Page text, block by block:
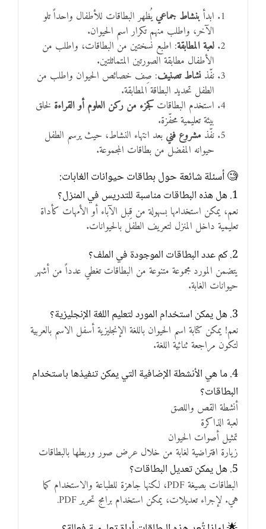
ابدأبنشاط جماعييُظهر البطاقات للأطفال واحداً تلو
الآخر، واطلب منهم تكرار اسم الحيوان.
لعبة المطابقة: اطبع نسختين من البطاقات، واطلب من
الأطفال مطابقة الصورتين المتماثلتين.
نفّذ نشاط تصنيف: صِف خصائص الحيوان واطلب من
الطفل تحديد البطاقة المطابقة.
استخدم البطاقات كجزء من ركن العلوم أو القراءة لخلق
بيئة تعليمية محفّزة.
نفّذ مشروع فني بعد انتهاء النشاط، حيث يرسم الطفل
حيوانه المفضل من بطاقات المجموعة.
🧐 أسئلة شائعة حول بطاقات حيوانات الغابات:
1. هل هذه البطاقات مناسبة للتدريس في المنزل؟
نعم، يمكن استخدامها بسهولة من قِبل الآباء أو الأمهات كأداة
تعليمية داخل المنزل لتعريف الطفل بالحيوانات.
2. كم عدد البطاقات الموجودة في الملف؟
يتضمن المورد مجموعة متنوعة من البطاقات تغطي عدداً من أشهر
حيوانات الغابة.
3. هل يمكن استخدام المورد لتعليم اللغة الإنجليزية؟
نعم! يمكن كتابة اسم الحيوان باللغة الإنجليزية أسفل الاسم بالعربية
لتكون مراجعة ثنائية اللغة.
4. ما هي الأنشطة الإضافية التي يمكن تنفيذها باستخدام
البطاقات؟
أنشطة القص واللصق
لعبة الذاكرة
تمثيل أصوات الحيوان
زيارة افتراضية لغابة من خلال عرض صور وربطها بالبطاقات
5. هل يمكن تعديل البطاقات؟
البطاقات بصيغة PDF، لكنها جاهزة للطباعة والاستخدام كما
هي. لإجراء تعديلات، يمكن استخدام برامج تحرير PDF.